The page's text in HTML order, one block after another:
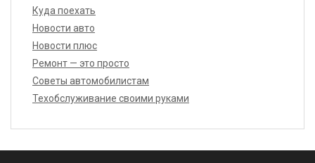
Куда поехать
Новости авто
Новости плюс
Ремонт — это просто
Советы автомобилистам
Техобслуживание своими руками